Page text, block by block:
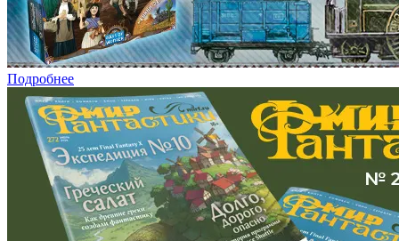
Подробнее